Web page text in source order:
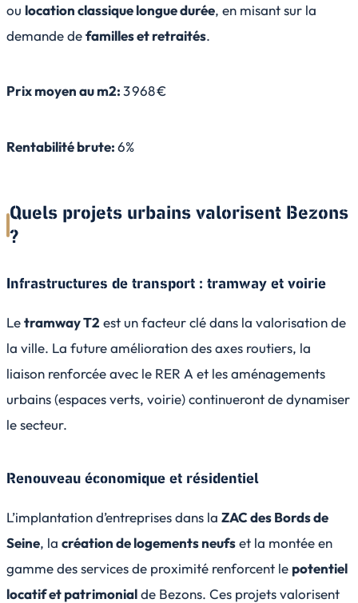
ou location classique longue durée, en misant sur la
demande defamilles et retraités.
Prix moyen au m2:3 968 €
Rentabilité brute:6%
Quels projets urbains valorisent Bezons
?
Infrastructures de transport : tramway et voirie
Letramway T2 est un facteur clé dans la valorisation de
la ville. La future amélioration des axes routiers, la
liaison renforcée avec le RER A et les aménagements
urbains (espaces verts, voirie) continueront de dynamiser
le secteur.
Renouveau économique et résidentiel
L’implantation d’entreprises dans la ZAC des Bords de
Seine, la création de logements neufset la montée en
gamme des services de proximité renforcent le potentiel
locatif et patrimonialde Bezons. Ces projets valorisent